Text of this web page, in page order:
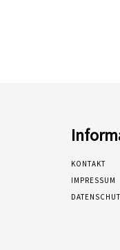
KONTAKT
IMPRESSUM